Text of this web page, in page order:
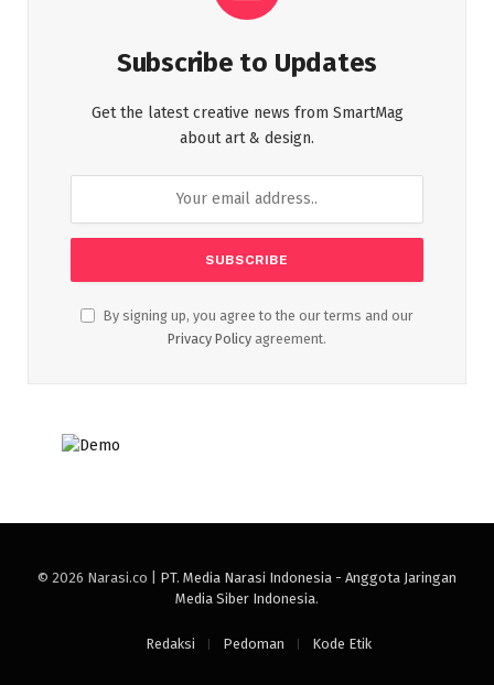
Subscribe to Updates
Get the latest creative news from SmartMag
about art & design.
By signing up, you agree to the our terms and our
Privacy Policy agreement.
© 2026 Narasi.co | PT. Media Narasi Indonesia - Anggota Jaringan
Media Siber Indonesia.
Redaksi Pedoman Kode Etik